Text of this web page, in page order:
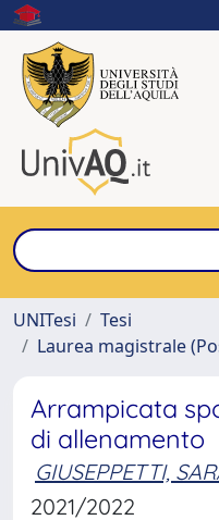
UNITesi
Tesi
Laurea magistrale
Arrampicata
di allenamento
GIUSEPPETTI,
2021/2022